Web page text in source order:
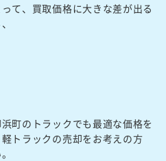
て、買取価格に大きな差が出る
町のトラックでも最適な価格を
トラックの売却をお考えの方